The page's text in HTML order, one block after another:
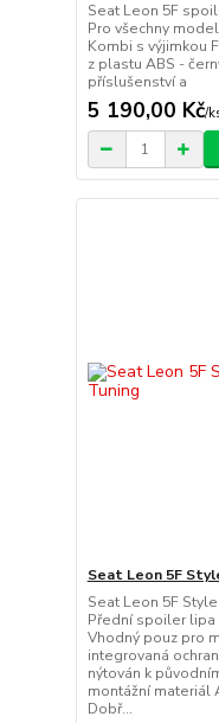
Seat Leon 5F
Pro všechny
Kombi s výjimkou
z plastu ABS -
příslušenství a
5 190,00 Kč/
Seat Leon 5F
Seat Leon 5F
Přední spoiler lipa
Vhodný pouz pro
integrovaná
nýtován k
montážní materiál
Dobř...